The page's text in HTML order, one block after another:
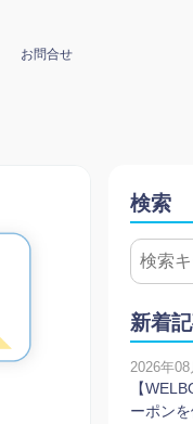
お問合せ
検索
新着
2026年08
【
ーポン